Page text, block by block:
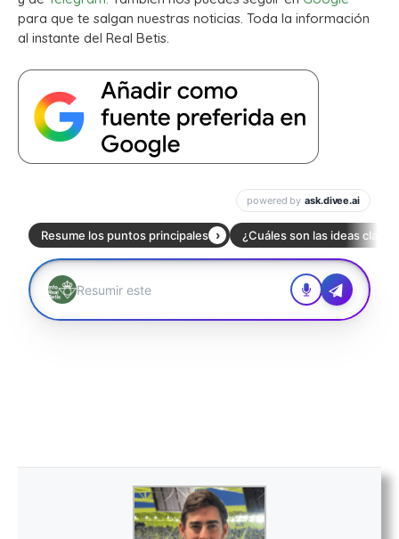
para que te salgan nuestras noticias. Toda la información
al instante del Real Betis.